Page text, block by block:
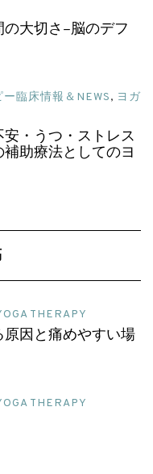
大切さ–脳のデフ
ー臨床情報＆NEWS, ヨガ
・うつ・ストレス
助療法としてのヨ
THERAPY
因と痛めやすい場
THERAPY